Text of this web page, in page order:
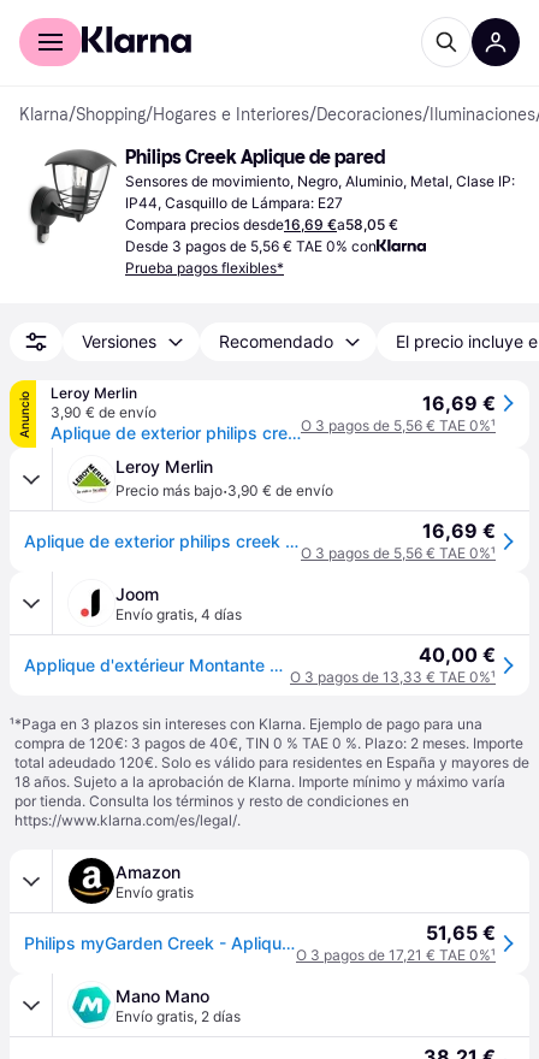
Comprar con Klarna
Klarna/Shopping/Hogares e Interiores/Decoraciones/ Iluminaciones
Philips Creek Aplique de pared
Sensores de movimiento, Negro, Aluminio, Metal, Clase IP:
IP44, Casquillo de Lámpara: E27
Compara precios desde16,69 €a58,05 €
Desde 3 pagos de 5,56 € TAE 0% con
Prueba pagos flexibles*
Versiones Recomendado El precio incluye
Anuncio
Leroy Merlin
3,90 € de envío
Aplique de exterior philips creek negro
16,69 €
O 3 pagos de 5,56 € TAE 0%¹
Leroy Merlin
Precio más bajo·3,90 € de envío
Aplique de exterior philips creek negro 16,69 €
O 3 pagos de 5,56 € TAE 0%¹
Joom
Envío gratis, 4 días
Applique d'extérieur Montante Métal H20cm Noir Philips - Creek - A incandescence - Design galbé 40,00 €
O 3 pagos de 13,33 € TAE 0%¹
¹*Paga en 3 plazos sin intereses con Klarna. Ejemplo de pago para una
compra de 120€: 3 pagos de 40€, TIN 0 % TAE 0 %. Plazo: 2 meses. Importe
total adeudado 120€. Solo es válido para residentes en España y mayores de
18 años. Sujeto a la aprobación de Klarna. Importe mínimo y máximo varía
por tienda. Consulta los términos y resto de condiciones en
https://www.klarna.com/es/legal/.
Amazon
Envío gratis
Philips myGarden Creek - Aplique de pared con sensor de movimiento, iluminación exterior, 60 W, 220 V, casquillo E27, color negro 51,65 €
O 3 pagos de 17,21 € TAE 0%¹
Mano Mano
Envío gratis, 2 días